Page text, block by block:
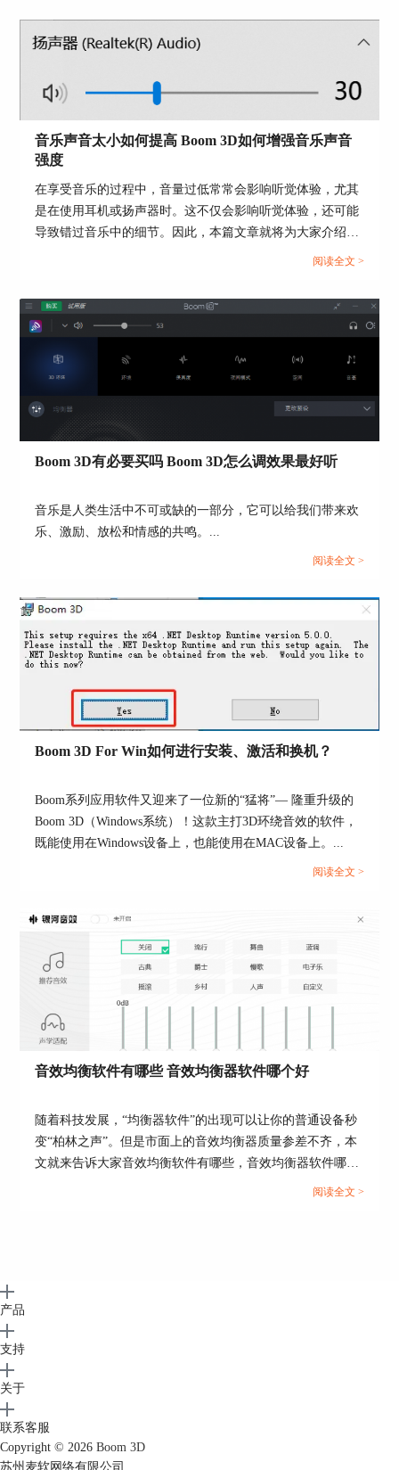
通过以上小编对Boom 3D夜间模式的介绍，相信大
家会有所启发，也可以自由摸索一下将这个功能运
夜间模式下的音效变化，享受夜晚的轻松时刻。还
在等什么，赶紧点击Boom 3D下载
音乐声音太小如何提高 Boom 3D如何增强音乐声音
强度
在享受音乐的过程中，音量过低常常会影响听觉体验，尤其
是在使用耳机或扬声器时。这不仅会影响听觉体验，还可能
导致错过音乐中的细节。因此，本篇文章就将为大家介绍音
乐声音太小如何提高以及Boom 3D如何增强音乐声音强度的
阅读全文 >
Boom 3D有必要买吗 Boom 3D怎么调效果最好听
音乐是人类生活中不可或缺的一部分，它可以给我们带来欢
乐、激励、放松和情感的共鸣。...
阅读全文 >
Boom 3D For Win如何进行安装、激活和换机？
Boom系列应用软件又迎来了一位新的“猛将”— 隆重升级的
Boom 3D（Windows系统）！这款主打3D环绕音效的软件，
既能使用在Windows设备上，也能使用在MAC设备上。...
阅读全文 >
音效均衡软件有哪些 音效均衡器软件哪个好
随着科技发展，“均衡器软件”的出现可以让你的普通设备秒
变“柏林之声”。但是市面上的音效均衡器质量参差不齐，本
文就来告诉大家音效均衡软件有哪些，音效均衡器软件哪个
阅读全文 >
产品
支持
关于
联系客服
Copyright © 2026 Boom 3D
苏州麦软网络有限公司